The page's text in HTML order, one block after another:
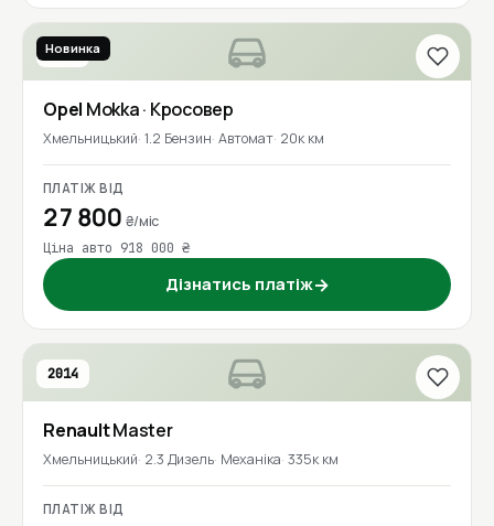
2023
Новинка
Opel Mokka· Кросовер
Хмельницький 1.2 Бензин Автомат 20к км
ПЛАТІЖ ВІД
27 800 ₴/міс
Ціна авто 918 000 ₴
Дізнатись платіж→
2014
RenaultMaster
Хмельницький 2.3 Дизель Механіка 335к км
ПЛАТІЖ ВІД